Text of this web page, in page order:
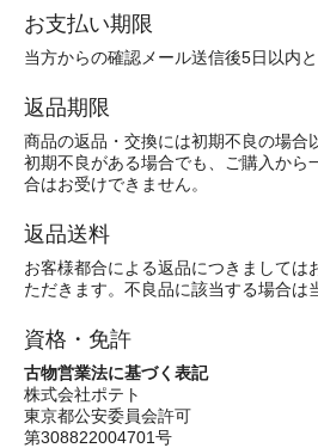
お支払い期限
当方からの確認メール送信後5日以内
返品期限
商品の返品・交換には初期不良の場合
初期不良がある場合でも、ご購入から
合はお受けできません。
返品送料
お客様都合による返品につきましては
ただきます。不良品に該当する場合は
資格・免許
古物営業法に基づく表記
株式会社ポテト
東京都公安委員会許可
第308822004701号